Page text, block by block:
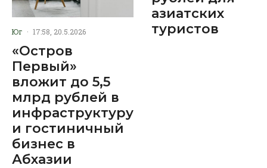
Юг · 17:58, 20.5.2026
«Остров
Первый»
вложит до 5,5
млрд рублей в
инфраструктуру
и гостиничный
бизнес в
Абхазии
азиатских
туристов